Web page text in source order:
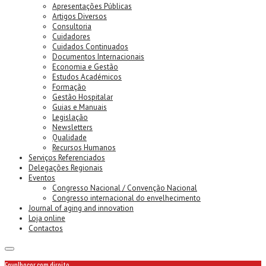
Apresentações Públicas
Artigos Diversos
Consultoria
Cuidadores
Cuidados Continuados
Documentos Internacionais
Economia e Gestão
Estudos Académicos
Formação
Gestão Hospitalar
Guias e Manuais
Legislação
Newsletters
Qualidade
Recursos Humanos
Serviços Referenciados
Delegações Regionais
Eventos
Congresso Nacional / Convenção Nacional
Congresso internacional do envelhecimento
Journal of aging and innovation
Loja online
Contactos